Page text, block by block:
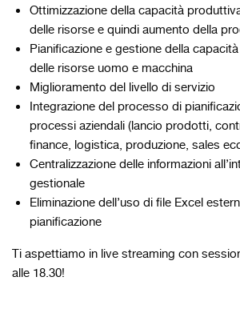
Ottimizzazione della capacità
delle risorse e quindi aumento della
Pianificazione e gestione della
delle risorse uomo e macchina
Miglioramento del livello di servizio
Integrazione del processo di
processi aziendali (lancio prodotti,
finance, logistica, produzione, sales
Centralizzazione delle informazioni
gestionale
Eliminazione dell’uso di file Excel
pianificazione
Ti aspettiamo in live streaming con
alle 18.30!